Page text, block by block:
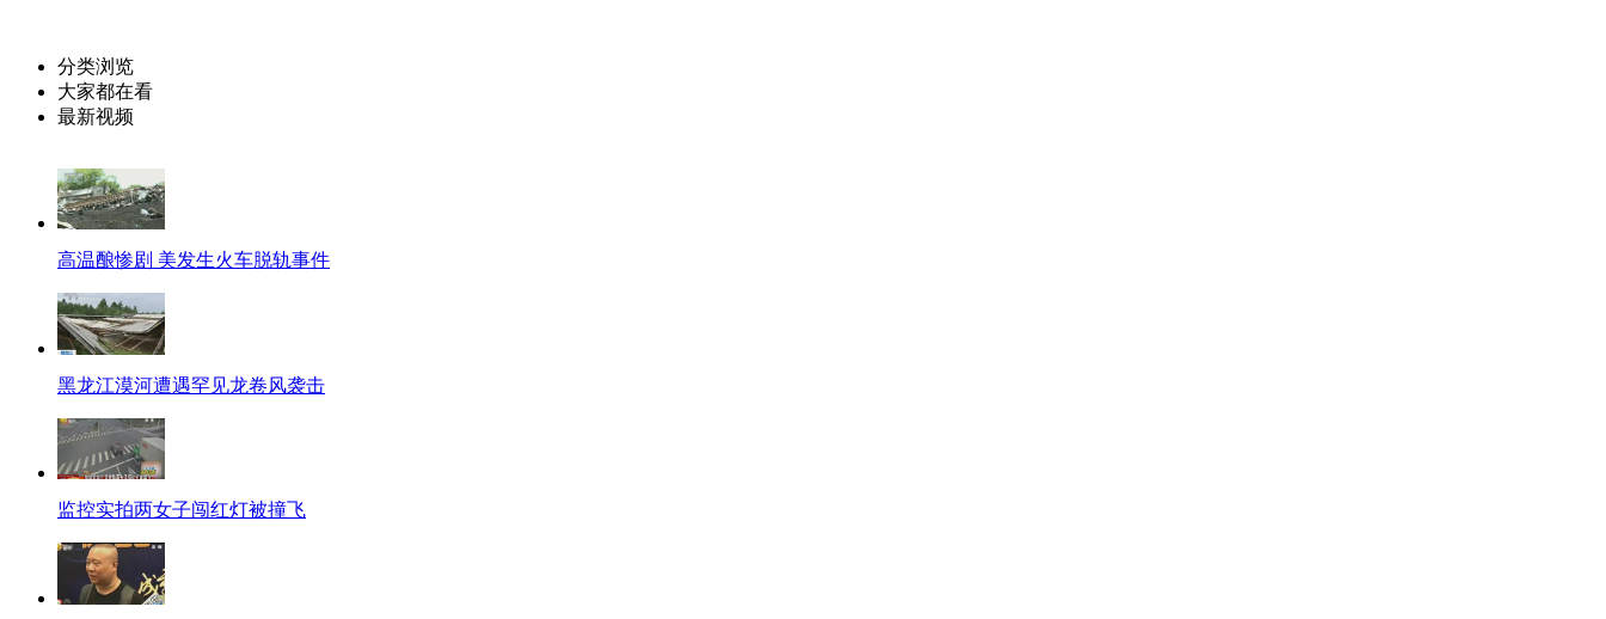
分类浏览
大家都在看
最新视频
高温酿惨剧 美发生火车脱轨事件
黑龙江漠河遭遇罕见龙卷风袭击
监控实拍两女子闯红灯被撞飞